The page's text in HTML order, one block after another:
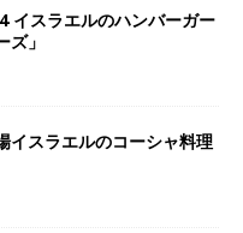
イスラエルのハンバーガー
」
イスラエルのコーシャ料理